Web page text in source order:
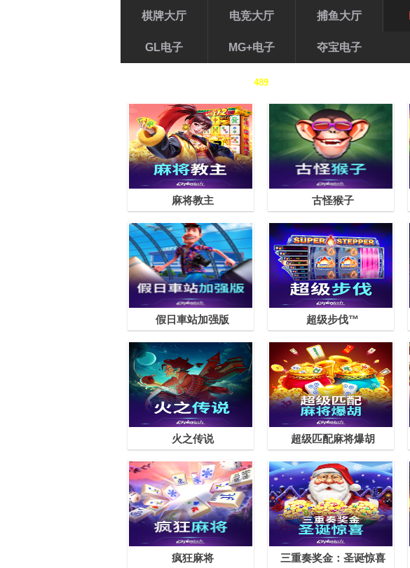
棋牌大厅 电竞大厅 捕鱼大厅
GL电子 MG+电子 夺宝电子
489
麻将教主 古怪猴子
假日車站加强版 超级步伐™
火之传说 超级匹配麻将爆胡
疯狂麻将 三重奏奖金：圣诞惊喜